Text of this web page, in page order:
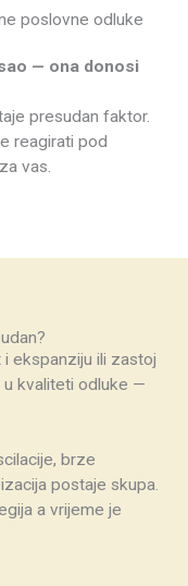
poslovne odluke
— ona donosi
presudan faktor.
reagirati pod
vas.
ekspanziju ili zastoj
u kvaliteti odluke —
brze
postaje skupa.
a vrijeme je